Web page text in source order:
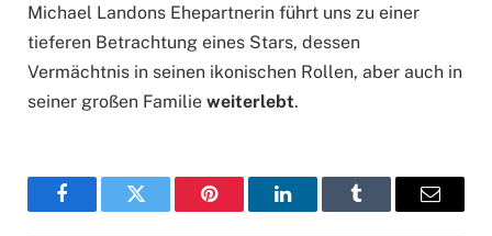
Michael Landons Ehepartnerin führt uns zu einer
tieferen Betrachtung eines Stars, dessen
Vermächtnis in seinen ikonischen Rollen, aber auch in
seiner großen Familie weiterlebt.
FacebookTwitter Pinterest LinkedInTumblr Email